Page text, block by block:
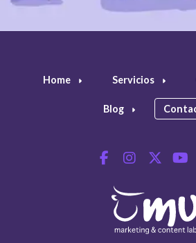
Home Servicios
Blog